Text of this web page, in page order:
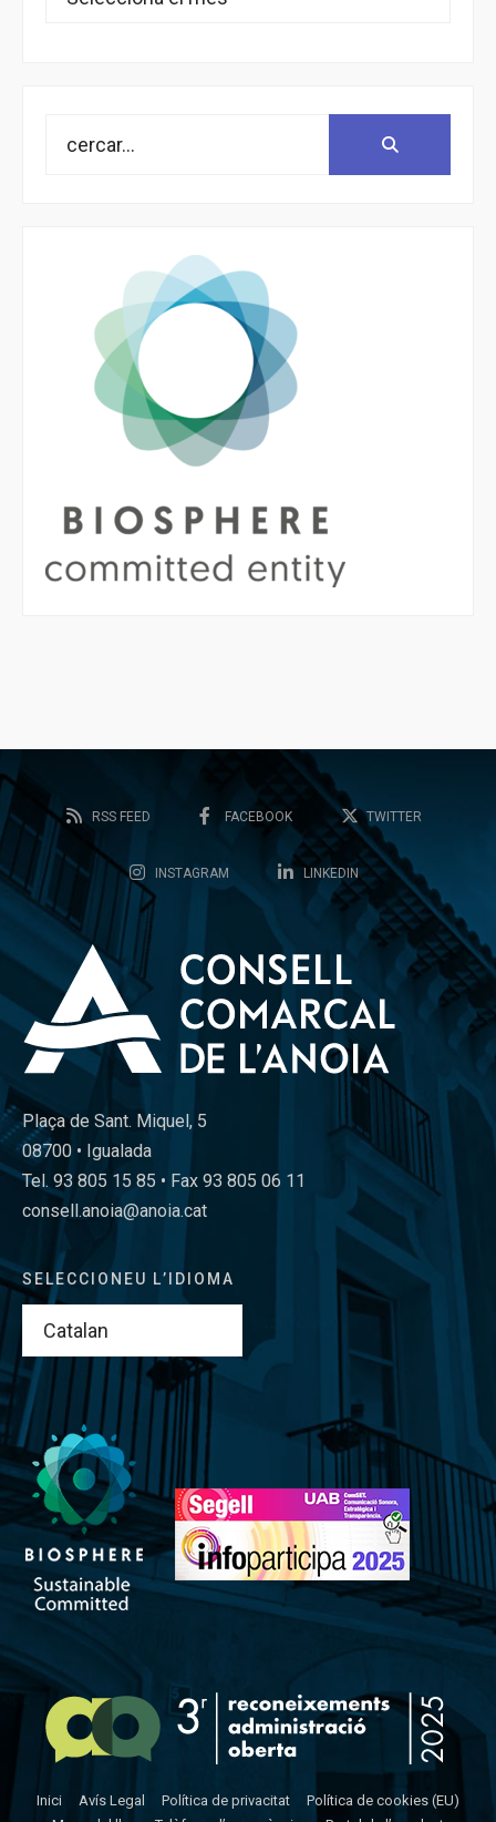
RSS FEED FACEBOOK TWITTER
INSTAGRAM LINKEDIN
Plaça de Sant. Miquel, 5
08700 • Igualada
Tel. 93 805 15 85 • Fax 93 805 06 11
consell.anoia@anoia.cat
SELECCIONEU L’IDIOMA
Inici Avís Legal Política de privacitat
Política de cookies (EU)